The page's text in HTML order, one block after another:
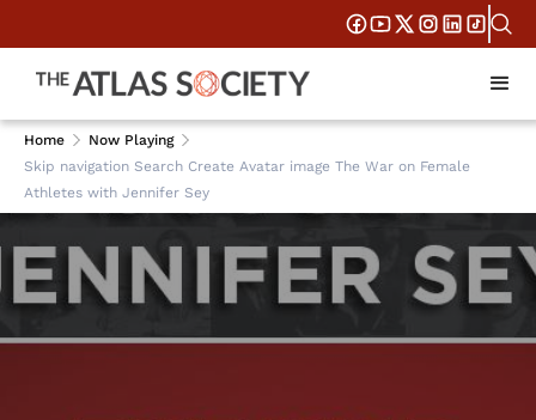
Home
Now Playing
Skip navigation Search Create Avatar image The War on Female
Athletes with Jennifer Sey